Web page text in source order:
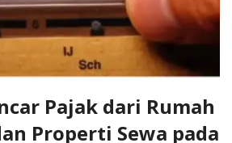
Pajak dari Rumah
Properti Sewa pada